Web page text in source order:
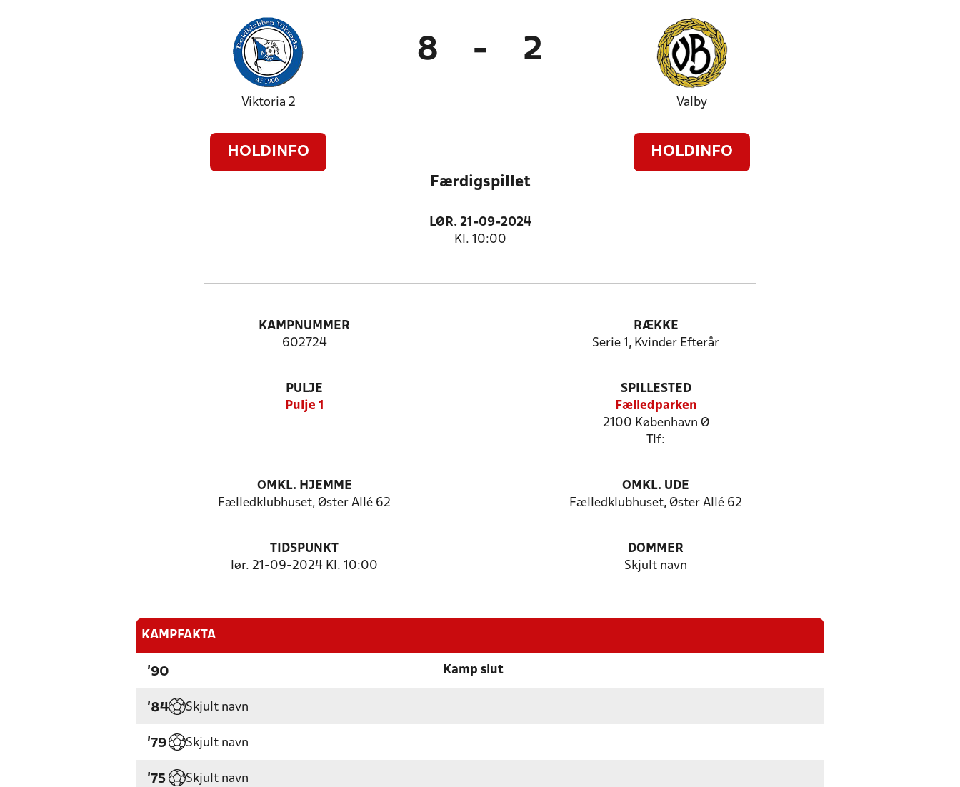
Viktoria 2
HOLDINFO
8 - 2
Valby
HOLDINFO
Færdigspillet
LØR. 21-09-2024
Kl. 10:00
KAMPNUMMER
602724
RÆKKE
Serie 1, Kvinder Efterår
PULJE
Pulje 1
SPILLESTED
Fælledparken
2100 København Ø
Tlf:
OMKL. HJEMME
Fælledklubhuset, Øster Allé 62
OMKL. UDE
Fælledklubhuset, Øster Allé 62
TIDSPUNKT
lør. 21-09-2024 Kl. 10:00
DOMMER
Skjult navn
KAMPFAKTA
'90 Kamp slut
'84 Skjult navn
'79 Skjult navn
'75 Skjult navn